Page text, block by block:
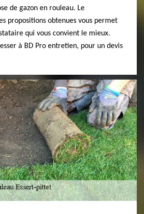
de gazon en rouleau. Le
propositions obtenues vous permet
qui vous convient le mieux.
à BD Pro entretien, pour un devis